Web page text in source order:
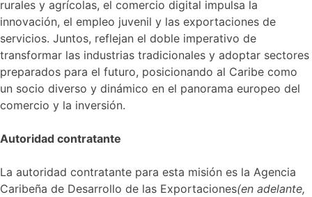
rurales y agrícolas, el comercio digital impulsa la
innovación, el empleo juvenil y las exportaciones de
servicios. Juntos, reflejan el doble imperativo de
transformar las industrias tradicionales y adoptar sectores
preparados para el futuro, posicionando al Caribe como
un socio diverso y dinámico en el panorama europeo del
comercio y la inversión.
Autoridad contratante
La autoridad contratante para esta misión es la Agencia
Caribeña de Desarrollo de las Exportaciones(en adelante,